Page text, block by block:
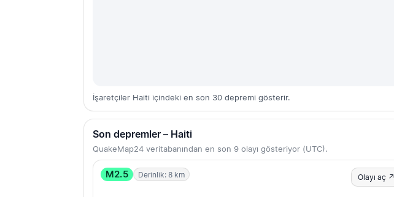
İşaretçiler Haiti içindeki en son 30 depremi gösterir.
Son depremler – Haiti
QuakeMap24 veritabanından en son 9 olayı gösteriyor (UTC).
M2.5 Derinlik: 8 km Olayı aç ↗